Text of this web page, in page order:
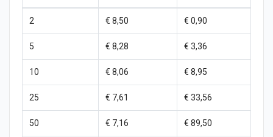
2 € 8,50 € 0,90
5 € 8,28 € 3,36
10 € 8,06 € 8,95
25 € 7,61 € 33,56
50 € 7,16 € 89,50